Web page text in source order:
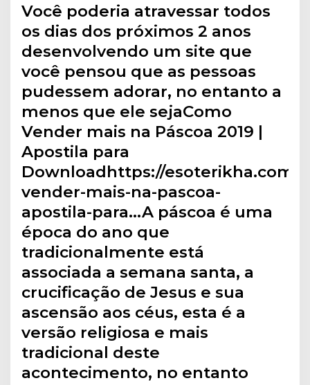
Você poderia atravessar todos
os dias dos próximos 2 anos
desenvolvendo um site que
você pensou que as pessoas
pudessem adorar, no entanto a
menos que ele sejaComo
Vender mais na Páscoa 2019 |
Apostila para
Downloadhttps://esoterikha.com/
vender-mais-na-pascoa-
apostila-para…A páscoa é uma
época do ano que
tradicionalmente está
associada a semana santa, a
crucificação de Jesus e sua
ascensão aos céus, esta é a
versão religiosa e mais
tradicional deste
acontecimento, no entanto